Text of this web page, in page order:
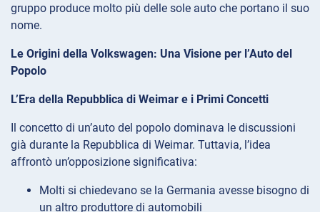
gruppo produce molto più delle sole auto che portano il suo
nome.
Le Origini della Volkswagen: Una Visione per l’Auto del
Popolo
L’Era della Repubblica di Weimar e i Primi Concetti
Il concetto di un’auto del popolo dominava le discussioni
già durante la Repubblica di Weimar. Tuttavia, l’idea
affrontò un’opposizione significativa:
Molti si chiedevano se la Germania avesse bisogno di
un altro produttore di automobili